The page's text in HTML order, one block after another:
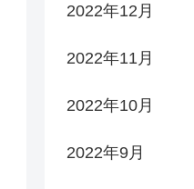
2022年12月
2022年11月
2022年10月
2022年9月